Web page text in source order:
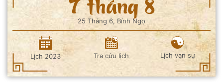
25 Tháng 6, Bính Ngọ
Lịch 2023 Tra cứu lịch Lịch vạn sự